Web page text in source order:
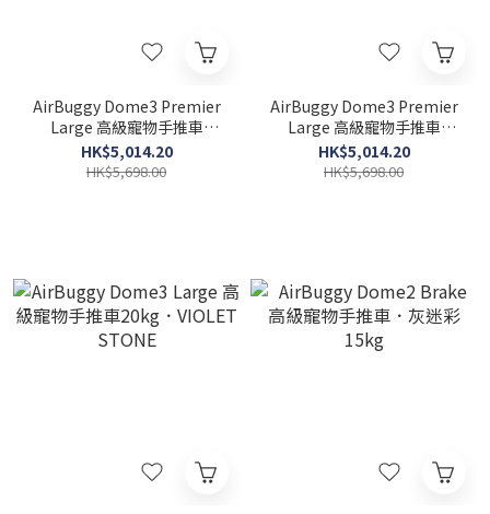
AirBuggy Dome3 Premier
Large 高級寵物手推車
20kg．Moss Green
HK$5,014.20
HK$5,698.00
AirBuggy Dome3 Premier
Large 高級寵物手推車
20kg．Seed Beige
HK$5,014.20
HK$5,698.00